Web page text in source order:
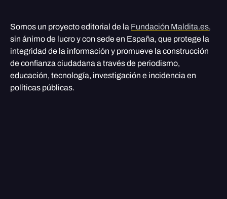
Somos un proyecto editorial de la Fundación Maldita.es,
sin ánimo de lucro y con sede en España, que protege la
integridad de la información y promueve la construcción
de confianza ciudadana a través de periodismo,
educación, tecnología, investigación e incidencia en
políticas públicas.